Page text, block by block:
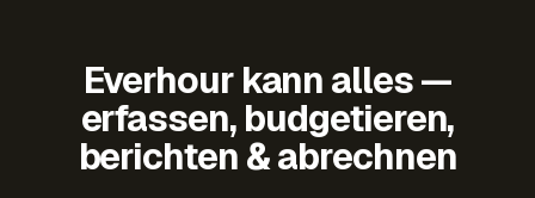
Everhour kann alles —
erfassen, budgetieren,
berichten & abrechnen